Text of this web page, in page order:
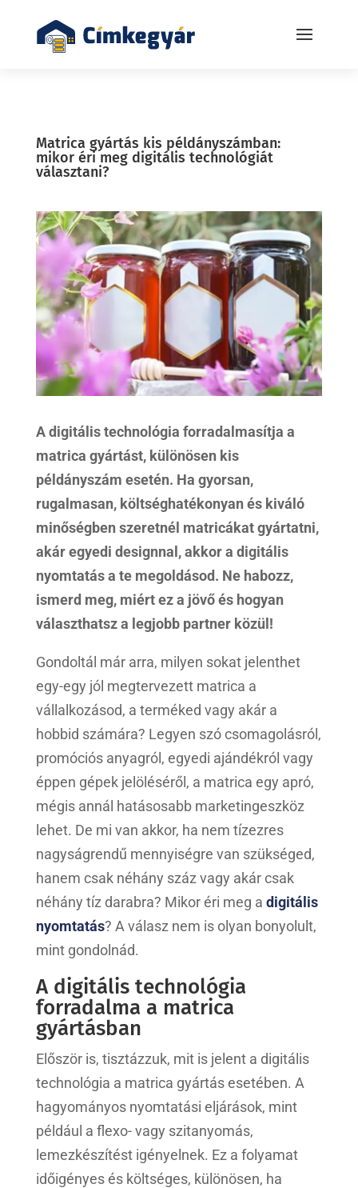
Matrica gyártás kis példányszámban:
mikor éri meg digitális technológiát
választani?
A digitális technológia forradalmasítja a
matrica gyártást, különösen kis
példányszám esetén. Ha gyorsan,
rugalmasan, költséghatékonyan és kiváló
minőségben szeretnél matricákat gyártatni,
akár egyedi designnal, akkor a digitális
nyomtatás a te megoldásod. Ne habozz,
ismerd meg, miért ez a jövő és hogyan
választhatsz a legjobb partner közül!
Gondoltál már arra, milyen sokat jelenthet
egy-egy jól megtervezett matrica a
vállalkozásod, a terméked vagy akár a
hobbid számára? Legyen szó csomagolásról,
promóciós anyagról, egyedi ajándékról vagy
éppen gépek jelöléséről, a matrica egy apró,
mégis annál hatásosabb marketingeszköz
lehet. De mi van akkor, ha nem tízezres
nagyságrendű mennyiségre van szükséged,
hanem csak néhány száz vagy akár csak
néhány tíz darabra? Mikor éri meg a digitális
nyomtatás? A válasz nem is olyan bonyolult,
mint gondolnád.
A digitális technológia
forradalma a matrica
gyártásban
Először is, tisztázzuk, mit is jelent a digitális
technológia a matrica gyártás esetében. A
hagyományos nyomtatási eljárások, mint
például a flexo- vagy szitanyomás,
lemezkészítést igényelnek. Ez a folyamat
időigényes és költséges, különösen, ha